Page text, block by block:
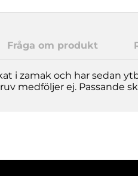
Fråga om produkt
i zamak och har sedan
medföljer ej. Passande